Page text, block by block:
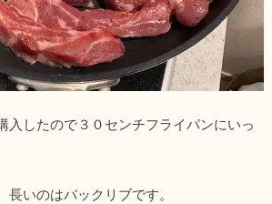
入したので３０センチフライパンにいっ
いのはバックリブです。